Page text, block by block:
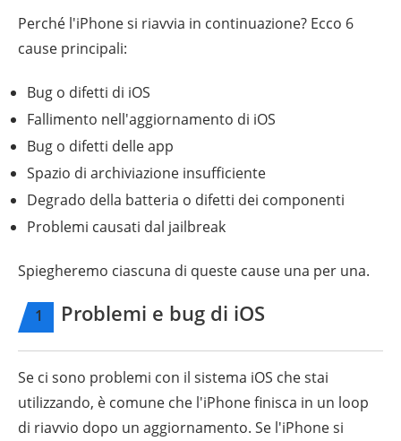
Perché l'iPhone si riavvia in continuazione? Ecco 6
cause principali:
Bug o difetti di iOS
Fallimento nell'aggiornamento di iOS
Bug o difetti delle app
Spazio di archiviazione insufficiente
Degrado della batteria o difetti dei componenti
Problemi causati dal jailbreak
Spiegheremo ciascuna di queste cause una per una.
1 Problemi e bug di iOS
Se ci sono problemi con il sistema iOS che stai
utilizzando, è comune che l'iPhone finisca in un loop
di riavvio dopo un aggiornamento. Se l'iPhone si